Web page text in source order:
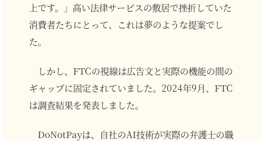
上です。」高い法律サービスの敷居で挫折していた
消費者たちにとって、これは夢のような提案でし
た。
しかし、FTCの視線は広告文と実際の機能の間の
ギャップに固定されていました。2024年9月、FTC
は調査結果を発表しました。
DoNotPayは、自社のAI技術が実際の弁護士の職